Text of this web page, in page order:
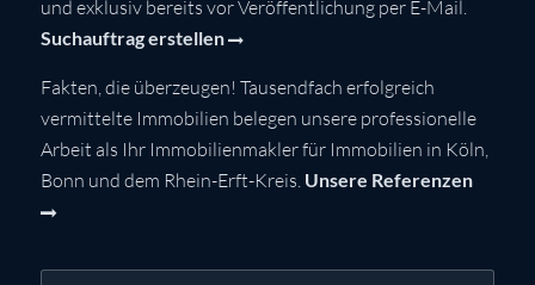
und exklusiv bereits vor Veröffentlichung per E-Mail.
Suchauftrag erstellen
Fakten, die überzeugen! Tausendfach erfolgreich
vermittelte Immobilien belegen unsere professionelle
Arbeit als Ihr Immobilienmakler für Immobilien in Köln,
Bonn und dem Rhein-Erft-Kreis. Unsere Referenzen